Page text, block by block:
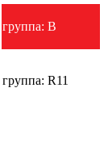
группа: B
группа: R11